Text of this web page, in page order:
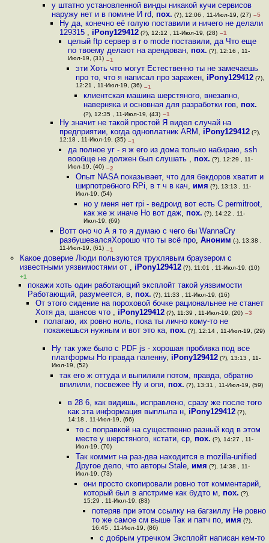
у штатно установленной винды никакой кучи сервисов
наружу нет и в помине И rd, пох. (?), 12:06 , 11-Июл-19, (27) –5
Ну да, конечно её голую поставили и ничего не делали
129315 , iPony129412 (?), 12:12 , 11-Июл-19, (28) –1
целый ftp сервер в r o mode поставили, да Что еще
по твоему делают на арендован, пох. (?), 12:16 , 11-
Июл-19, (31) –1
эти Хоть что могут Естественно ты не замечаешь
про то, что я написал про заражен, iPony129412(?),
12:21 , 11-Июл-19, (36) –1
клиентская машина шерстяного, внезапно,
наверняка и основная для разработки гов, пох.
(?), 12:35 , 11-Июл-19, (43) –1
Ну значит не такой простой Я видел случай на
предприятии, когда одноплатник ARM , iPony129412 (?),
12:18 , 11-Июл-19, (35) –1
да полное уг - я ж его из дома только набираю, ssh
вообще не должен был слушать , пох. (?), 12:29 , 11-
Июл-19, (40) –2
Опыт NASA показывает, что для бекдоров хватит и
ширпотребного RPi, в т ч в кач, имя (?), 13:13 , 11-
Июл-19, (54)
но у меня нет rpi - ведроид вот есть C permitroot,
как же ж иначе Но вот даж, пох. (?), 14:22 , 11-
Июл-19, (69)
Вотт оно чо А я то я думаю с чего бы WannaCry
разбушевалсяХорошо что ты всё про,Аноним (-), 13:38 ,
11-Июл-19, (61) –1
Какое доверие Люди пользуются трухлявым браузером с
известными уязвимостями от , iPony129412(?), 11:01 , 11-Июл-19, (10)
+1
покажи хоть один работающий эксплойт такой уязвимости
Работающий, разумеется, в, пох. (?), 11:33 , 11-Июл-19, (16)
От этого сидение на пороховой бочке рациональнее не станет
Хотя да, шансов что , iPony129412 (?), 11:39 , 11-Июл-19, (20) –3
полагаю, их ровно ноль, пока ты лично кому-то не
покажешься нужным и вот это ка, пох. (?), 12:14 , 11-Июл-19, (29)
Ну так уже было с PDF js - хорошая пробивка под все
платформы Но правда паленну, iPony129412(?), 13:13 , 11-
Июл-19, (52)
так его ж оттуда и выпилили потом, правда, обратно
впилили, посвежее Ну и опя, пох. (?), 13:31 , 11-Июл-19, (59)
в 28 6, как видишь, исправлено, сразу же после того
как эта информация выплыла н, iPony129412(?),
14:18 , 11-Июл-19, (66)
то с поправкой на существенно разный код в этом
месте у шерстяного, кстати, ср, пох. (?), 14:27 , 11-
Июл-19, (70)
Так коммит на раз-два находится в mozilla-unified
Другое дело, что авторы Stale, имя (?), 14:38 , 11-
Июл-19, (73)
они просто скопировали ровно тот комментарий,
который был в апстриме как будто м, пох. (?),
15:29 , 11-Июл-19, (83)
потеряв при этом ссылку на багзиллу Не ровно
то же самое см выше Так и патч по, имя (?),
16:45 , 11-Июл-19, (86)
с добрым утречком Эксплойт написан кем-то